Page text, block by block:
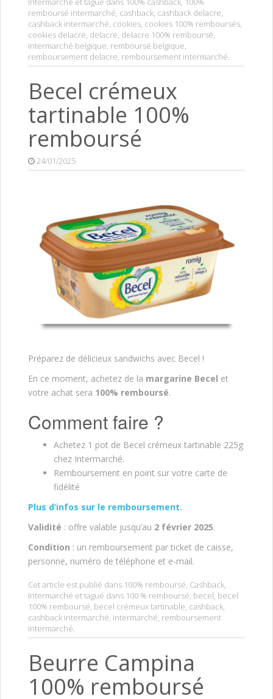
remboursé intermarché, cashback, cashback delacre,
cashback intermarché, cookies, cookies 100% remboursés,
cookies delacre, delacre, delacre 100% remboursé,
intermarché belgique, remboursé belgique,
remboursement delacre, remboursement intermarché.
Becel crémeux
tartinable 100%
remboursé
24/01/2025
Préparez de délicieux sandwichs avec Becel !
En ce moment, achetez de la margarine Becel et
votre achat sera 100% remboursé.
Comment faire ?
Achetez 1 pot de Becel crémeux tartinable 225g
chez Intermarché.
Remboursement en point sur votre carte de
fidélité
Plus d’infos sur le remboursement.
Validité : offre valable jusqu’au 2 février 2025.
Condition : un remboursement par ticket de caisse,
personne, numéro de téléphone et e-mail.
Cet article est publié dans 100% remboursé, Cashback,
Intermarché et tagué dans 100 % remboursé, becel, becel
100% remboursé, becel crémeux tartinable, cashback,
cashback intermarché, intermarché, remboursement
intermarché.
Beurre Campina
100% remboursé